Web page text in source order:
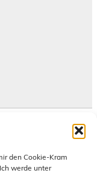
den Cookie-Kram
werde unter